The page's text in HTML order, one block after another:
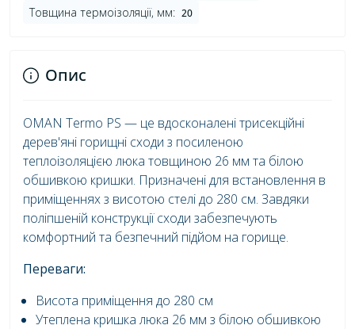
Товщина термоізоляції, мм: 20
Опис
OMAN Termo PS — це вдосконалені трисекційні
дерев'яні горищні сходи з посиленою
теплоізоляцією люка товщиною 26 мм та білою
обшивкою кришки. Призначені для встановлення в
приміщеннях з висотою стелі до 280 см. Завдяки
поліпшеній конструкції сходи забезпечують
комфортний та безпечний підйом на горище.
Переваги:
Висота приміщення до 280 см
Утеплена кришка люка 26 мм з білою обшивкою